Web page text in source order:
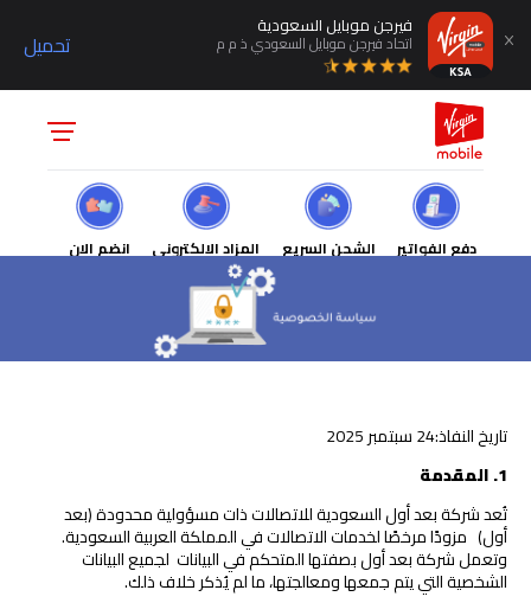
تحميل
فيرجن موبايل السعودية
اتحاد فيرجن موبايل السعودي ذ م م
دفع الفواتير الشحن السريع المزاد الالكتروني انضم الان
تاريخ النفاذ:24 سبتمبر 2025
1
.المقدمة
تُعد شركة بعد أول السعودية للاتصالات ذات مسؤولية محدودة (بعد
أول) مزودًا مرخصًا لخدمات الاتصالات في المملكة العربية السعودية.
وتعمل شركة بعد أول بصفتها المتحكم في البيانات لجميع البيانات
الشخصية التي يتم جمعها ومعالجتها، ما لم يُذكر خلاف ذلك.